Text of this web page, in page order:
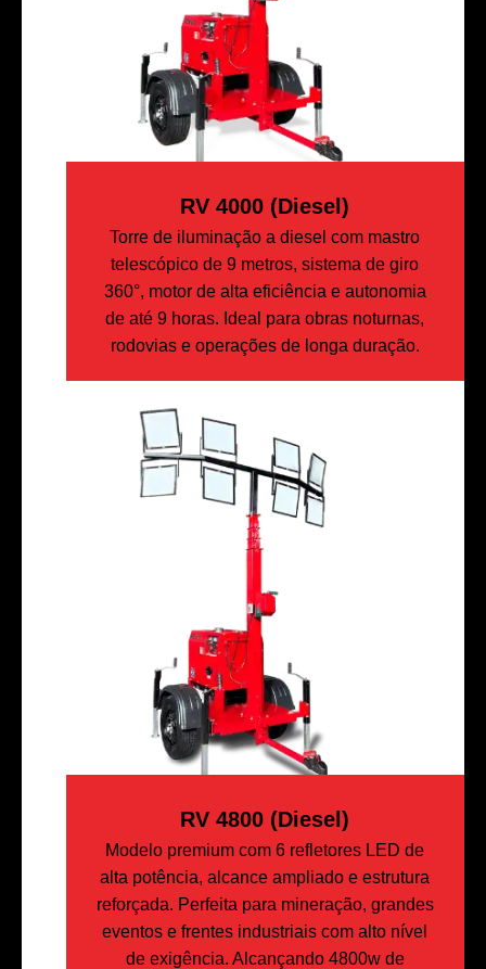
RV 4000 (diesel)
Torre de iluminação a diesel com mastro
telescópico de 9 metros, sistema de giro
360°, motor de alta eficiência e autonomia
de até 9 horas. Ideal para obras noturnas,
rodovias e operações de longa duração.
RV 4800 (Diesel)
Modelo premium com 6 refletores LED de
alta potência, alcance ampliado e estrutura
reforçada. Perfeita para mineração, grandes
eventos e frentes industriais com alto nível
de exigência. Alcançando 4800w de